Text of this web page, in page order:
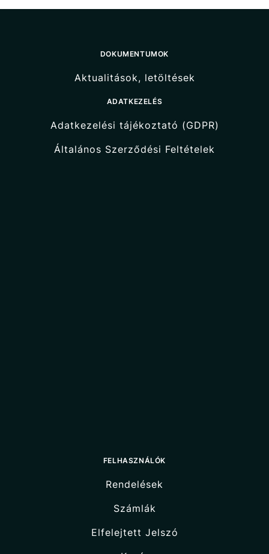
DOKUMENTUMOK
Aktualitások, letöltések
ADATKEZELÉS
Adatkezelési tájékoztató (GDPR)
Általános Szerződési Feltételek
FELHASZNÁLÓK
Rendelések
Számlák
Elfelejtett Jelszó